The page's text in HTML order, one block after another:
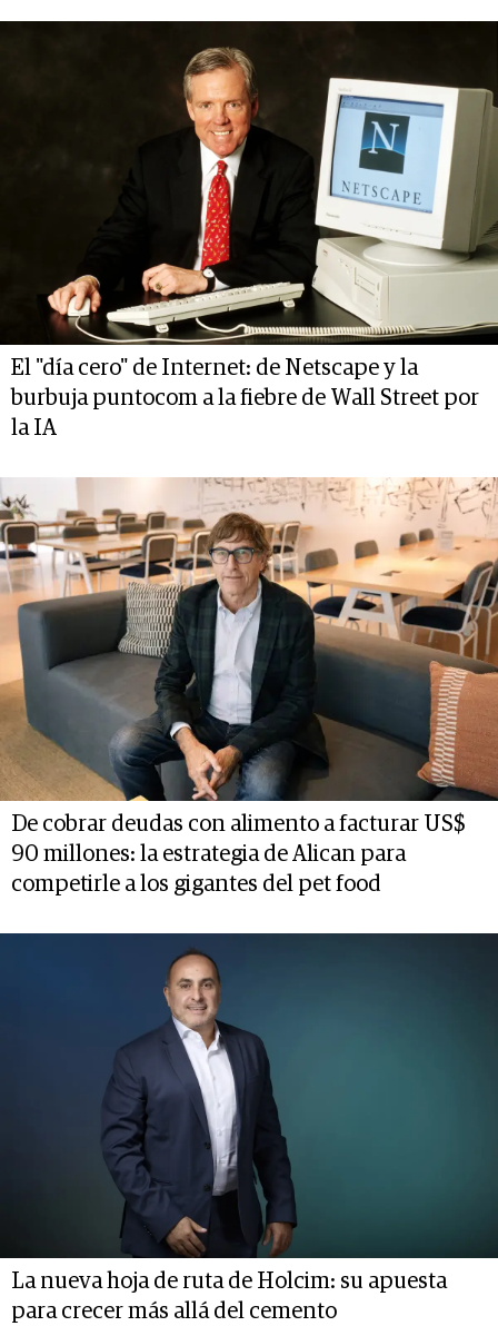
El "día cero" de Internet: de Netscape y la
burbuja puntocom a la fiebre de Wall Street por
la IA
De cobrar deudas con alimento a facturar US$
90 millones: la estrategia de Alican para
competirle a los gigantes del pet food
La nueva hoja de ruta de Holcim: su apuesta
para crecer más allá del cemento